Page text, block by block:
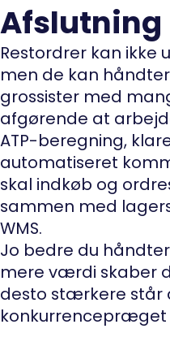
Afslutning
Restordrer kan
men de kan
grossister med
afgørende at
ATP-beregning,
automatiseret
skal indkøb og
sammen med
WMS.
Jo bedre du
mere værdi skaber
desto stærkere står
konkurrencepræget